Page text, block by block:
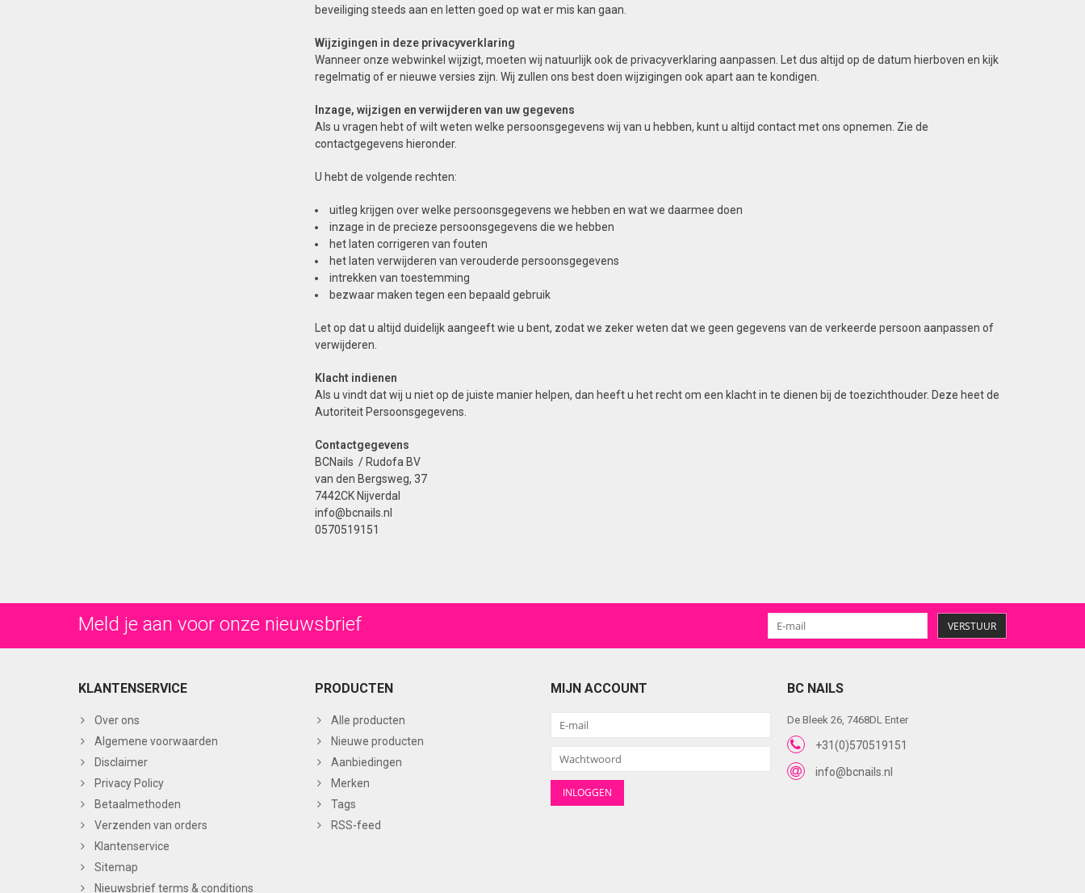
beveiliging steeds aan en letten goed op wat er mis kan gaan.
Wijzigingen in deze privacyverklaring
Wanneer onze webwinkel wijzigt, moeten wij natuurlijk ook de privacyverklaring aanpassen. Let dus altijd op de datum hierboven en kijk
regelmatig of er nieuwe versies zijn. Wij zullen ons best doen wijzigingen ook apart aan te kondigen.
Inzage, wijzigen en verwijderen van uw gegevens
Als u vragen hebt of wilt weten welke persoonsgegevens wij van u hebben, kunt u altijd contact met ons opnemen. Zie de
contactgegevens hieronder.
U hebt de volgende rechten:
uitleg krijgen over welke persoonsgegevens we hebben en wat we daarmee doen
inzage in de precieze persoonsgegevens die we hebben
het laten corrigeren van fouten
het laten verwijderen van verouderde persoonsgegevens
intrekken van toestemming
bezwaar maken tegen een bepaald gebruik
Let op dat u altijd duidelijk aangeeft wie u bent, zodat we zeker weten dat we geen gegevens van de verkeerde persoon aanpassen of
verwijderen.
Klacht indienen
Als u vindt dat wij u niet op de juiste manier helpen, dan heeft u het recht om een klacht in te dienen bij de toezichthouder. Deze heet de
Autoriteit Persoonsgegevens.
Contactgegevens
BCNails / Rudofa BV
van den Bergsweg, 37
7442CK Nijverdal
info@bcnails.nl
0570519151
Meld je aan voor onze nieuwsbrief VERSTUUR
KLANTENSERVICE
Over ons
Algemene voorwaarden
Disclaimer
Privacy Policy
Betaalmethoden
Verzenden van orders
Klantenservice
Sitemap
Nieuwsbrief terms & conditions
PRODUCTEN
Alle producten
Nieuwe producten
Aanbiedingen
Merken
Tags
RSS-feed
MIJN ACCOUNT BC NAILS
De Bleek 26, 7468DL Enter
+31(0)570519151
info@bcnails.nl